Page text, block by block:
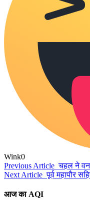
Wink0
Previous Article चहल ने
Next Article पूर्व महापौर
आज का AQI